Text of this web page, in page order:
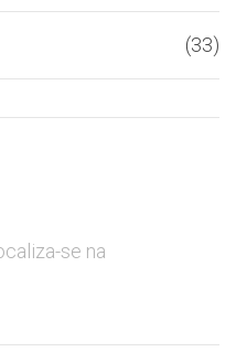
(33)
se na